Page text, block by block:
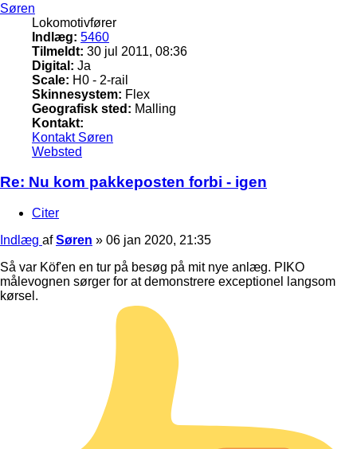
Søren
Lokomotivfører
Indlæg: 5460
Tilmeldt: 30 jul 2011, 08:36
Digital: Ja
Scale: H0 - 2-rail
Skinnesystem: Flex
Geografisk sted: Malling
Kontakt:
Kontakt Søren
Websted
Re: Nu kom pakkeposten forbi - igen
Citer
Indlæg afSøren » 06 jan 2020, 21:35
Så var Köf'en en tur på besøg på mit nye anlæg. PIKO
målevognen sørger for at demonstrere exceptionel langsom
kørsel.